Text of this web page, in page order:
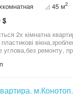
45 м2
$
2х кімнатна
углова,без ремонту,